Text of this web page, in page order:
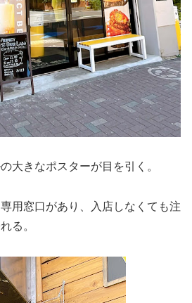
大きなポスターが目を引く。
用窓口があり、入店しなくても注
る。